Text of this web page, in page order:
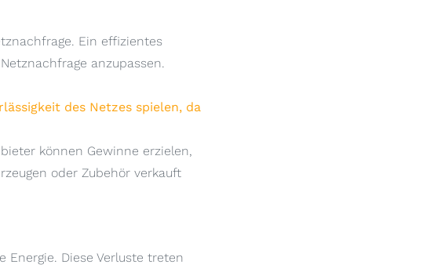
Ein effizientes
anzupassen.
des Netzes spielen, da
können Gewinne erzielen,
oder Zubehör verkauft
Energie. Diese Verluste treten